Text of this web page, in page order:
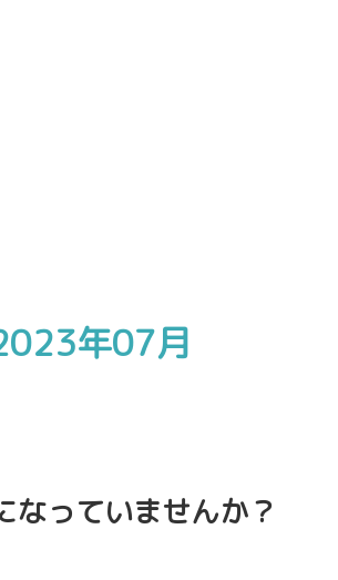
年07月
なっていませんか？